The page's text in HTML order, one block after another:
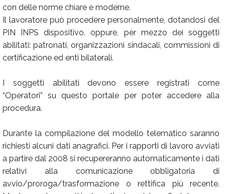
con delle norme chiare e moderne.
Il lavoratore può procedere personalmente, dotandosi del
PIN INPS dispositivo, oppure, per mezzo dei soggetti
abilitati: patronati, organizzazioni sindacali, commissioni di
certificazione ed enti bilaterali.
I soggetti abilitati devono essere registrati come
“Operatori” su questo portale per poter accedere alla
procedura.
Durante la compilazione del modello telematico saranno
richiesti alcuni dati anagrafici. Per i rapporti di lavoro avviati
a partire dal 2008 si recupereranno automaticamente i dati
relativi alla comunicazione obbligatoria di
avvio/proroga/trasformazione o rettifica più recente.